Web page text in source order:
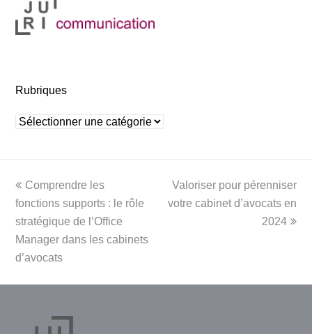
Rubriques
Rubriques
previous
post:
Comprendre les
fonctions supports : le rôle
stratégique de l’Office
Manager dans les cabinets
d’avocats
next
post:
Valoriser pour pérenniser
votre cabinet d’avocats en
2024